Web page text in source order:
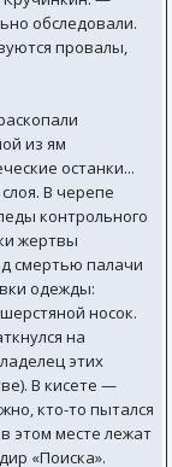
обследовали.
провалы,
из ям
останки...
В черепе
контрольного
жертвы
смертью палачи
одежды:
носок.
на
этих
В кисете —
кто-то пытался
этом месте лежат
«Поиска».